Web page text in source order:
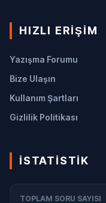
HIZLI ERIŞIM
Yazışma Forumu
Bize Ulaşın
Kullanım Şartları
Gizlilik Politikası
İSTATISTIK
TOPLAM SORU SAYISI